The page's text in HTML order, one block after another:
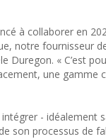
à collaborer en
notre fournisseur
Duregon. « C’est
une gamme
- idéalement
son processus de